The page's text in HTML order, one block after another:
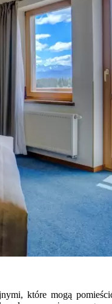
które mogą